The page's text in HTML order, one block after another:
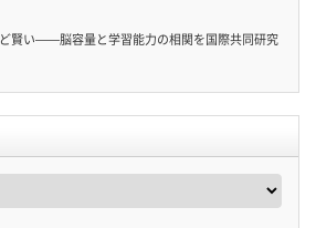
賢い——脳容量と学習能力の相関を国際共同研究